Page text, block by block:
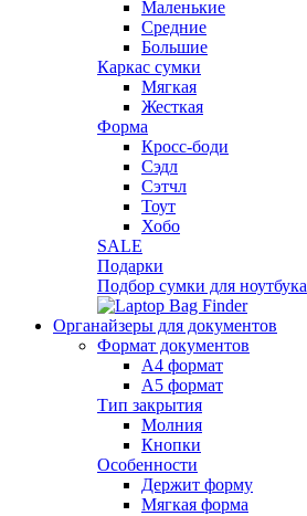
Маленькие
Средние
Большие
Каркас сумки
Мягкая
Жесткая
Форма
Кросс-боди
Сэдл
Сэтчл
Тоут
Хобо
SALE
Подарки
Подбор сумки для ноутбука
Органайзеры для документов
Формат документов
А4 формат
А5 формат
Тип закрытия
Молния
Кнопки
Особенности
Держит форму
Мягкая форма